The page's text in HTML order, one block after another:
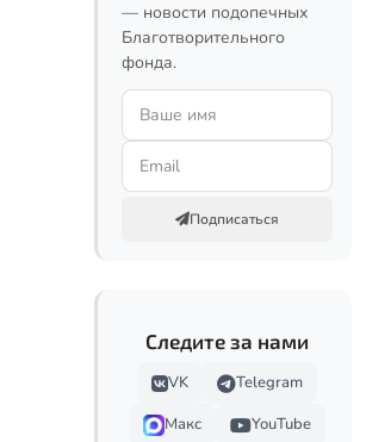
— новости подопечных
Благотворительного
фонда.
Подписаться
Следите за нами
VK
Telegram
Макс
YouTube